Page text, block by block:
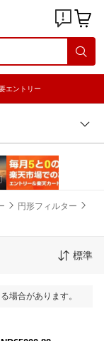
エントリー
円形フィルター
標準
場合があります。